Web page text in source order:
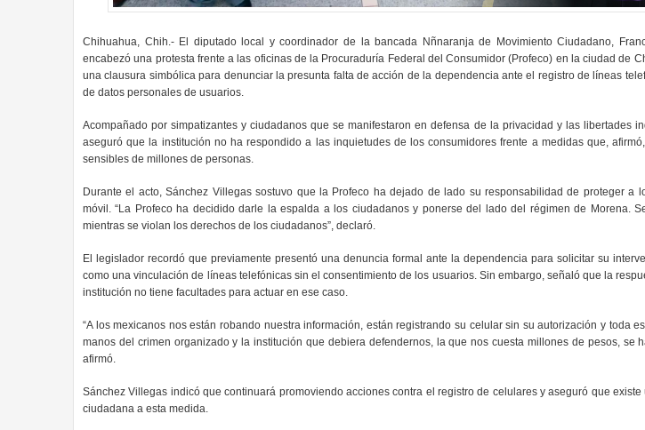
Chihuahua, Chih.- El diputado local y coordinador de la bancada Nñnaranja de Movimiento Ciudadano,
encabezó una protesta frente a las oficinas de la Procuraduría Federal del Consumidor (Profeco) en la ciudad de
una clausura simbólica para denunciar la presunta falta de acción de la dependencia ante el registro de líneas
de datos personales de usuarios.
Acompañado por simpatizantes y ciudadanos que se manifestaron en defensa de la privacidad y las libertades
aseguró que la institución no ha respondido a las inquietudes de los consumidores frente a medidas que,
sensibles de millones de personas.
Durante el acto, Sánchez Villegas sostuvo que la Profeco ha dejado de lado su responsabilidad de proteger a
móvil. “La Profeco ha decidido darle la espalda a los ciudadanos y ponerse del lado del régimen de Morena.
mientras se violan los derechos de los ciudadanos”, declaró.
El legislador recordó que previamente presentó una denuncia formal ante la dependencia para solicitar su
como una vinculación de líneas telefónicas sin el consentimiento de los usuarios. Sin embargo, señaló que la
institución no tiene facultades para actuar en ese caso.
“A los mexicanos nos están robando nuestra información, están registrando su celular sin su autorización y toda
manos del crimen organizado y la institución que debiera defendernos, la que nos cuesta millones de pesos, se
afirmó.
Sánchez Villegas indicó que continuará promoviendo acciones contra el registro de celulares y aseguró que
ciudadana a esta medida.